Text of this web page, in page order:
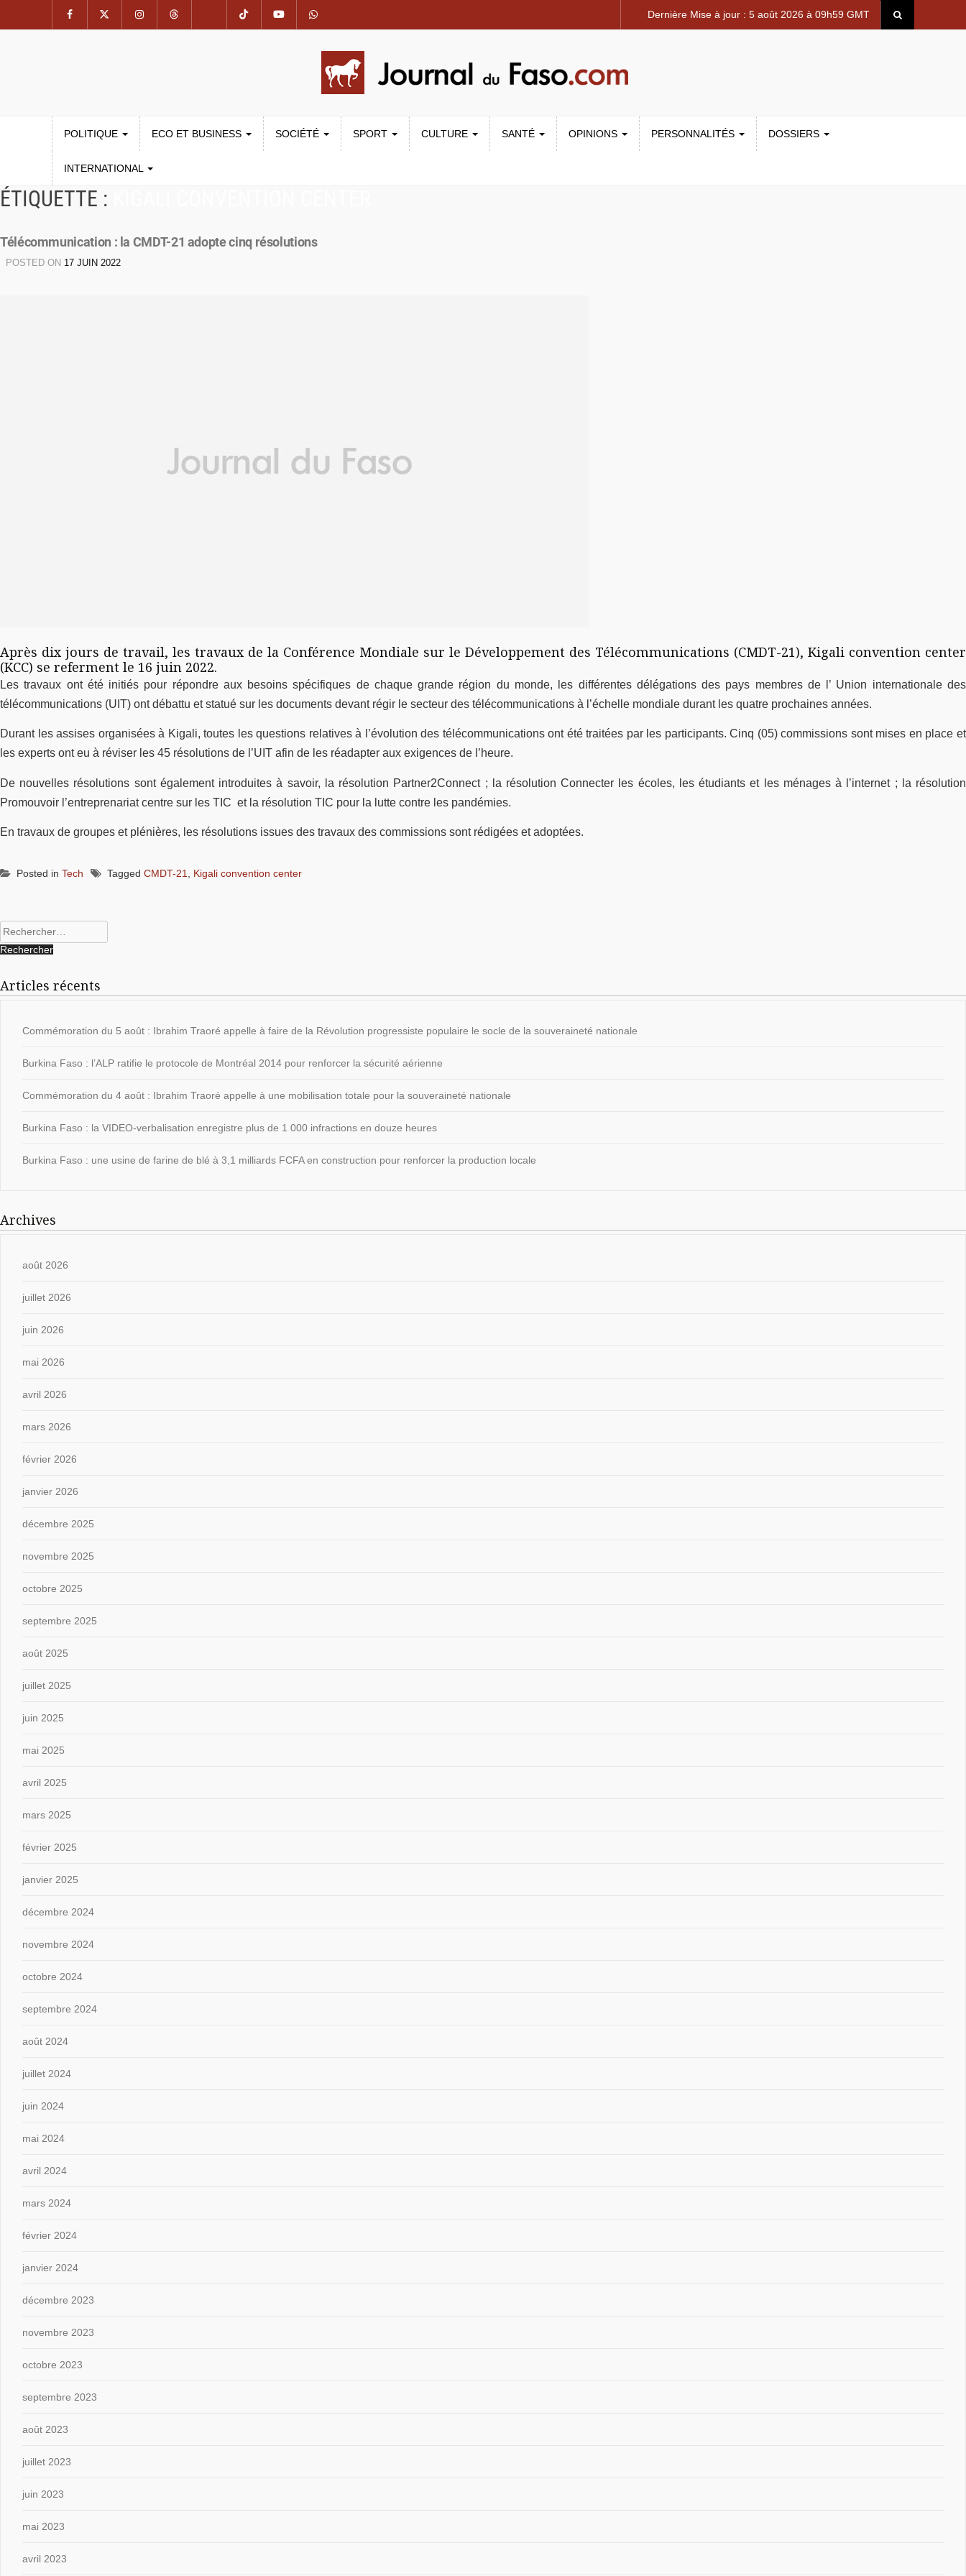
Dernière Mise à jour : 5 août 2026 à 09h59 GMT
POLITIQUE ECO ET BUSINESS SOCIÉTÉ SPORT CULTURE SANTÉ OPINIONS PERSONNALITÉS DOSSIERS
INTERNATIONAL
ÉTIQUETTE :
Télécommunication : la CMDT-21 adopte cinq résolutions
POSTED ON 17 JUIN 2022
Après dix jours de travail, les travaux de la Conférence Mondiale sur le Développement des Télécommunications (CMDT-21), Kigali convention center
(KCC) se referment le 16 juin 2022.
Les travaux ont été initiés pour répondre aux besoins spécifiques de chaque grande région du monde, les différentes délégations des pays membres de l’ Union internationale des
télécommunications (UIT) ont débattu et statué sur les documents devant régir le secteur des télécommunications à l’échelle mondiale durant les quatre prochaines années.
Durant les assises organisées à Kigali, toutes les questions relatives à l’évolution des télécommunications ont été traitées par les participants. Cinq (05) commissions sont mises en place et
les experts ont eu à réviser les 45 résolutions de l’UIT afin de les réadapter aux exigences de l’heure.
De nouvelles résolutions sont également introduites à savoir, la résolution Partner2Connect ; la résolution Connecter les écoles, les étudiants et les ménages à l’internet ; la résolution
Promouvoir l’entreprenariat centre sur les TIC et la résolution TIC pour la lutte contre les pandémies.
En travaux de groupes et plénières, les résolutions issues des travaux des commissions sont rédigées et adoptées.
Posted in Tech Tagged CMDT-21 Kigali convention center
Rechercher :
Articles récents
Commémoration du 5 août : Ibrahim Traoré appelle à faire de la Révolution progressiste populaire le socle de la souveraineté nationale
Burkina Faso : l’ALP ratifie le protocole de Montréal 2014 pour renforcer la sécurité aérienne
Commémoration du 4 août : Ibrahim Traoré appelle à une mobilisation totale pour la souveraineté nationale
Burkina Faso : la VIDEO-verbalisation enregistre plus de 1 000 infractions en douze heures
Burkina Faso : une usine de farine de blé à 3,1 milliards FCFA en construction pour renforcer la production locale
Archives
août 2026
juillet 2026
juin 2026
mai 2026
avril 2026
mars 2026
février 2026
janvier 2026
décembre 2025
novembre 2025
octobre 2025
septembre 2025
août 2025
juillet 2025
juin 2025
mai 2025
avril 2025
mars 2025
février 2025
janvier 2025
décembre 2024
novembre 2024
octobre 2024
septembre 2024
août 2024
juillet 2024
juin 2024
mai 2024
avril 2024
mars 2024
février 2024
janvier 2024
décembre 2023
novembre 2023
octobre 2023
septembre 2023
août 2023
juillet 2023
juin 2023
mai 2023
avril 2023